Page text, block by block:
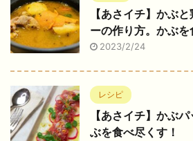
【あさイチ】かぶ
ーの作り方。かぶを
2023/2/24
レシピ
【あさイチ】かぶ
ぶを食べ尽くす！